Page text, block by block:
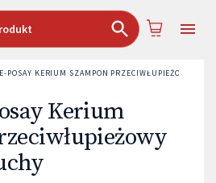
POSAY KERIUM SZAMPON PRZECIWŁUPIEŻOWY NA
Kerium